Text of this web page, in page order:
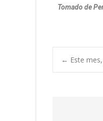
Tomado de
← Este